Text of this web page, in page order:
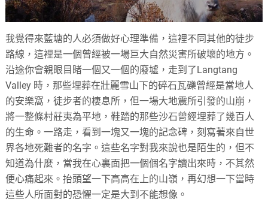
我覺得來藍塘的人必須做好心理準備，這裡不同其他的徒步
路線，這裡是一個曾經被一場巨大自然災害所破壞的地方。
沿途你會親眼目睹一個又一個的廢墟，走到了Langtang
Valley 時，那些埋葬在壯麗雪山下的碎石瓦礫曾經是當地人
的安樂窩，徒步者的棲息所，但一場大地震所引發的山崩，
將一整條村莊夷為平地，鞋踏的那些沙石曾經埋葬了幾百人
的生命。一路走，看到一塊又一塊的記念碑，刻寫著來自世
界各地死難者的名字。這些名字對我來說也是陌生的，但不
知道為什麼，當我在心裏面把一個個名字讀出來時，不其然
便心痛起來。抬頭望一下高高在上的山嶺，再幻想一下當時
這些人所面對的恐懼一定是大到不能想像。